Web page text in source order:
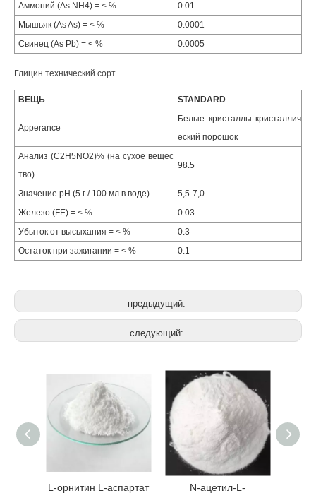
Аммоний (As NH4) = < %
0.01
Мышьяк (As As) = < %
0.0001
Свинец (As Pb) = < %
0.0005
Глицин технический сорт
ВЕЩЬ STANDARD
Apperance
Белые кристаллы кристаллич
еский порошок
Анализ (C2H5NO2)% (на сухое вещес
тво)
98.5
Значение рН (5 г / 100 мл в воде)
5,5-7,0
Железо (FE) = < %
0.03
Убыток от высыхания = < %
0.3
Остаток при зажигании = < %
0.1
предыдущий:
следующий:
L-орнитин L-аспартат
N-ацетил-L-